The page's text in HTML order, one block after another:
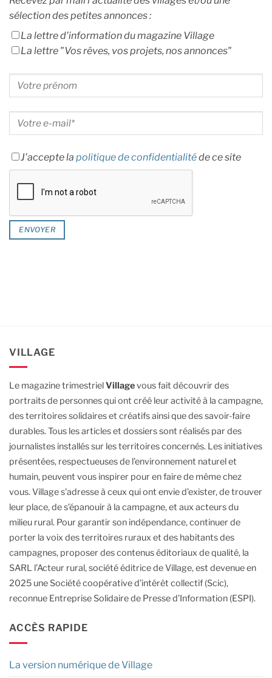
sélection des petites annonces :
La lettre d'information du magazine Village
La lettre "Vos rêves, vos projets, nos annonces"
J'accepte la politique de confidentialitéde ce site
VILLAGE
Le magazine trimestrielVillagevous fait découvrir des
portraits de personnes qui ont créé leur activité à la campagne,
des territoires solidaires et créatifs ainsi que des savoir-faire
durables.Tous les articles et dossiers sont réalisés par des
journalistes installés sur les territoires concernés. Les initiatives
présentées, respectueuses de l’environnement naturel et
humain, peuvent vous inspirer pour en faire de même chez
vous.Village s'adresse à ceux qui ont envie d’exister, de trouver
leur place, de s’épanouir à la campagne, et aux acteurs du
milieu rural. Pour garantir son indépendance, continuer de
porter la voix des territoires ruraux et des habitants des
campagnes, proposer des contenus éditoriaux de qualité, la
SARL l’Acteur rural, société éditrice de Village, est devenue en
2025 une Société coopérative d’intérêt collectif (Scic),
reconnue Entreprise Solidaire de Presse d’Information (ESPI).
ACCÈS RAPIDE
La version numérique de Village